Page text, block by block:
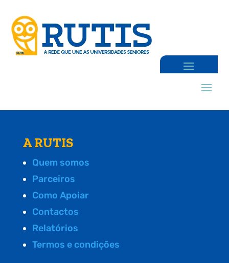
A RUTIS
Quem somos
Parceiros
Como Apoiar
Contactos
Relatórios
Termos e condições